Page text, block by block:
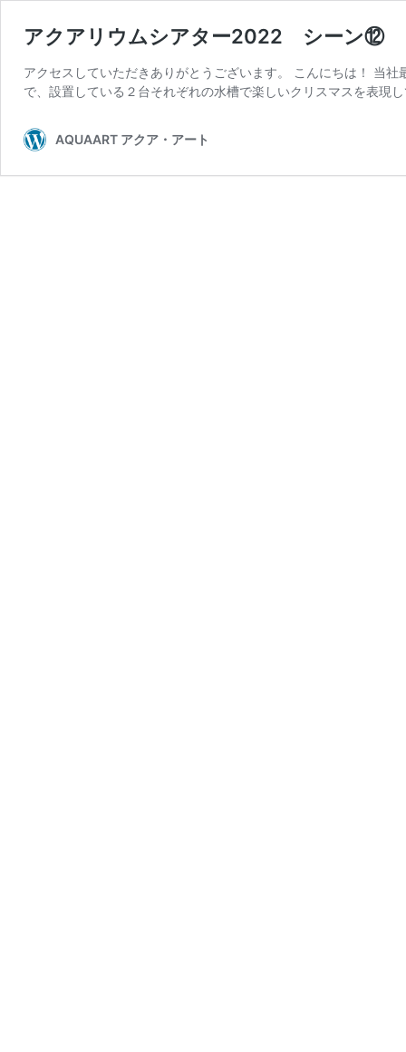
アクアリウムシアター2022 シーン⑫
アクセスしていただきありがとうございます。 こんにちは！ 当
で、設置している２台それぞれの水槽で楽しいクリスマスを表現
AQUAART アクア・アート